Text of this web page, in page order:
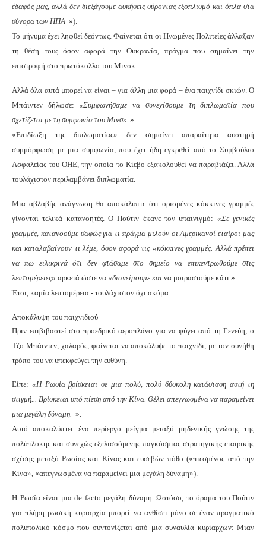
έδαφός μας, αλλά δεν διεξάγουμε ασκήσεις σύροντας εξοπλισμό και όπλα στα
σύνορα των ΗΠΑ »).
Το μήνυμα έχει ληφθεί δεόντως. Φαίνεται ότι οι Ηνωμένες Πολιτείες άλλαξαν
τη θέση τους όσον αφορά την Ουκρανία, πράγμα που σημαίνει την
επιστροφή στο πρωτόκολλο του Μινσκ.
Αλλά όλα αυτά μπορεί να είναι – για άλλη μια φορά – ένα παιχνίδι σκιών. Ο
Μπάιντεν δήλωσε:«Συμφωνήσαμε να συνεχίσουμε τη διπλωματία που
σχετίζεται με τη συμφωνία του Μινσκ ».
«Επιδίωξη της διπλωματίας» δεν σημαίνει απαραίτητα αυστηρή
συμμόρφωση με μια συμφωνία, που έχει ήδη εγκριθεί από το Συμβούλιο
Ασφαλείας του ΟΗΕ, την οποία το Κίεβο εξακολουθεί να παραβιάζει. Αλλά
τουλάχιστον περιλαμβάνει διπλωματία.
Μια αβλαβής ανάγνωση θα αποκάλυπτε ότι ορισμένες κόκκινες γραμμές
γίνονται τελικά κατανοητές. Ο Πούτιν έκανε τον υπαινιγμό: «Σε γενικές
γραμμές, κατανοούμε σαφώς για τι πράγμα μιλούν οι Αμερικανοί εταίροι μας
και καταλαβαίνουν τι λέμε, όσον αφορά τις «κόκκινες γραμμές. Αλλά πρέπει
να πω ειλικρινά ότι δεν φτάσαμε στο σημείο να επικεντρωθούμε στις
λεπτομέρειες» αρκετά ώστε να «διανείμουμε και να μοιραστούμε κάτι ».
Έτσι, καμία λεπτομέρεια - τουλάχιστον όχι ακόμα.
Αποκάλυψη του παιχνιδιού
Πριν επιβιβαστεί στο προεδρικό αεροπλάνο για να φύγει από τη Γενεύη, ο
Τζο Μπάιντεν, χαλαρός, φαίνεται να αποκάλυψε το παιχνίδι, με τον συνήθη
τρόπο του να υπεκφεύγει την ευθύνη.
Είπε: «Η Ρωσία βρίσκεται σε μια πολύ, πολύ δύσκολη κατάσταση αυτή τη
στιγμή... Βρίσκεται υπό πίεση από την Κίνα. Θέλει απεγνωσμένα να παραμείνει
μια μεγάλη δύναμη. ».
Αυτό αποκαλύπτει ένα περίεργο μείγμα μεταξύ μηδενικής γνώσης της
πολύπλοκης και συνεχώς εξελισσόμενης παγκόσμιας στρατηγικής εταιρικής
σχέσης μεταξύ Ρωσίας και Κίνας και ευσεβών πόθο («πιεσμένος από την
Κίνα», «απεγνωσμένα να παραμείνει μια μεγάλη δύναμη»).
Η Ρωσία είναι μια de facto μεγάλη δύναμη. Ωστόσο, το όραμα του Πούτιν
για πλήρη ρωσική κυριαρχία μπορεί να ανθίσει μόνο σε έναν πραγματικό
πολυπολικό κόσμο που συντονίζεται από μια συναυλία κυρίαρχων: Μιαν